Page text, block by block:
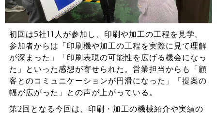
初回は5社11人が参加し、印刷や加工の工程を見学。
参加者からは「印刷機や加工の工程を実際に見て理解
が深まった」「印刷表現の可能性を広げる機会になっ
た」といった感想が寄せられた。営業担当からも「顧
客とのコミュニケーションが円滑になった」「提案の
幅が広がった」との声が上がっている。
第2回となる今回は、印刷・加工の機械紹介や実績の